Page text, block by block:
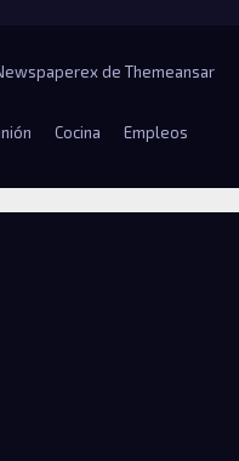
de Themeansar
Cocina Empleos